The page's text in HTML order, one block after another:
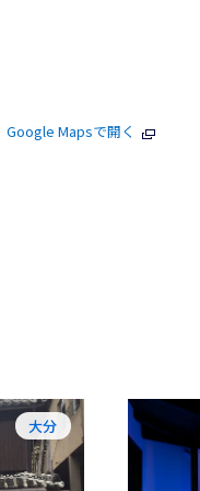
Google Mapsで開く
大分